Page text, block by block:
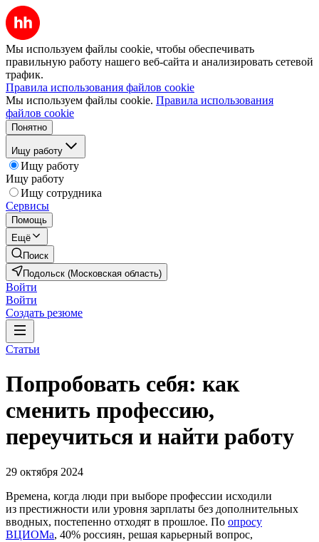
Мы используем файлы cookie, чтобы обеспечивать
правильную работу нашего веб-сайта и анализировать сетевой
трафик.
Правила использования файлов cookie
Мы используем файлы cookie. Правила использования
файлов cookie
Понятно
Ищу работу
Ищу работу
Ищу работу
Ищу сотрудника
Сервисы
Помощь
Ещё
Поиск
Подольск (Московская область)
Войти
Войти
Создать резюме
Статьи
Попробовать себя: как
сменить профессию,
переучиться и найти работу
29 октября 2024
Времена, когда люди при выборе профессии исходили
из престижности или уровня зарплаты без дополнительных
вводных, постепенно отходят в прошлое. По опросу
ВЦИОМа, 40% россиян, решая карьерный вопрос,